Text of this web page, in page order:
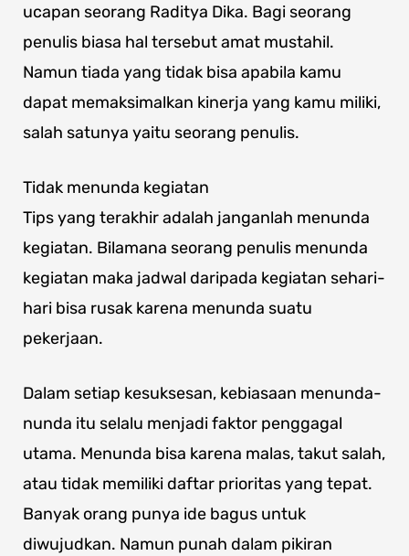
ucapan seorang Raditya Dika. Bagi seorang
penulis biasa hal tersebut amat mustahil.
Namun tiada yang tidak bisa apabila kamu
dapat memaksimalkan kinerja yang kamu miliki,
salah satunya yaitu seorang penulis.
Tidak menunda kegiatan
Tips yang terakhir adalah janganlah menunda
kegiatan. Bilamana seorang penulis menunda
kegiatan maka jadwal daripada kegiatan sehari-
hari bisa rusak karena menunda suatu
pekerjaan.
Dalam setiap kesuksesan, kebiasaan menunda-
nunda itu selalu menjadi faktor penggagal
utama. Menunda bisa karena malas, takut salah,
atau tidak memiliki daftar prioritas yang tepat.
Banyak orang punya ide bagus untuk
diwujudkan. Namun punah dalam pikiran